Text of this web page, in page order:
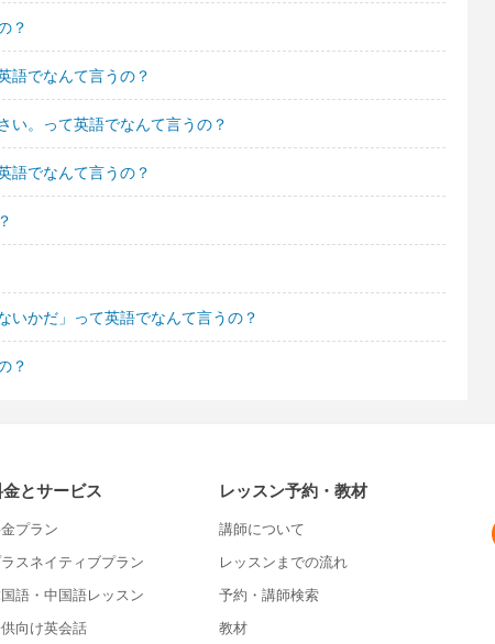
？
語でなんて言うの？
い。って英語でなんて言うの？
語でなんて言うの？
いかだ」って英語でなんて言うの？
？
とサービス
プラン
スネイティブプラン
語・中国語レッスン
向け英会話
レッスン予約・教材
講師について
レッスンまでの流れ
予約・講師検索
教材